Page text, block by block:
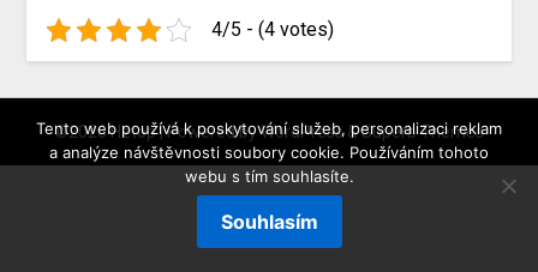
4/5 - (4 votes)
©2026 Hztop| Powered byWordPress&Superb Themes
Tento web používá k poskytování služeb, personalizaci reklam
a analýze návštěvnosti soubory cookie. Používáním tohoto
webu s tím souhlasíte.
Souhlasím